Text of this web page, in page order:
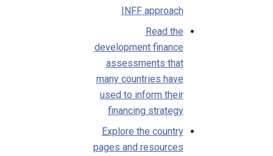
INFF approach
Read the
development finance
assessments that
many countries have
used to inform their
financing strategy
Explore the country
pages and resources